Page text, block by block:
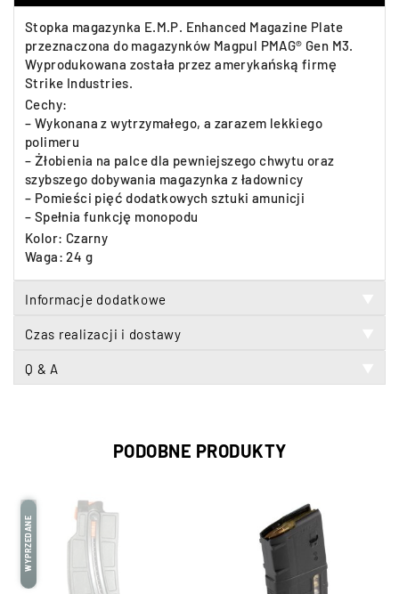
Stopka magazynka E.M.P. Enhanced Magazine Plate
przeznaczona do magazynków Magpul PMAG® Gen M3.
Wyprodukowana została przez amerykańską firmę
Strike Industries.
Cechy:
– Wykonana z wytrzymałego, a zarazem lekkiego
polimeru
– Żłobienia na palce dla pewniejszego chwytu oraz
szybszego dobywania magazynka z ładownicy
– Pomieści pięć dodatkowych sztuki amunicji
– Spełnia funkcję monopodu
Kolor: Czarny
Waga: 24 g
Informacje dodatkowe
Czas realizacji i dostawy
Q & A
PODOBNE PRODUKTY
WYPRZEDANE